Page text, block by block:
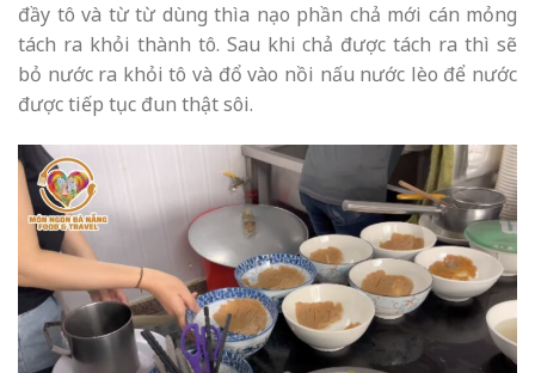
đầy tô và từ từ dùng thìa nạo phần chả mới cán mỏng
tách ra khỏi thành tô. Sau khi chả được tách ra thì sẽ
bỏ nước ra khỏi tô và đổ vào nồi nấu nước lèo để nước
được tiếp tục đun thật sôi.